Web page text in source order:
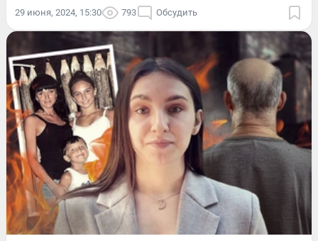
29 июня, 2024, 15:30 793 Обсудить